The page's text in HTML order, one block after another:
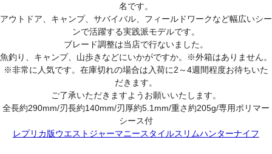
名です。
アウトドア、キャンプ、サバイバル、フィールドワークなど幅広いシー
ンで活躍する実践派モデルです。
ブレード調整は当店で行ないました。
魚釣り、キャンプ、山歩きなどにいかがですか。※外箱はありません。
※非常に人気です。在庫切れの場合は入荷に2～4週間程度お待ちいた
だきます。
ご了承いただきますようお願いいたします。
全長約290mm/刃長約140mm/刃厚約5.1mm/重さ約205g/専用ポリマー
シース付
レプリカ版ウエストジャーマニースタイルスリムハンターナイフ